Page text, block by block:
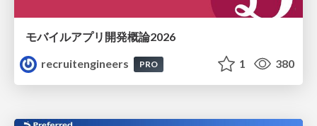
モバイルアプリ開発概論2026
recruitengineers
PRO 1 380